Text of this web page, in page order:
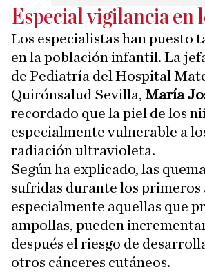
Especial vigilancia en
Los especialistas han puesto
en la población infantil. La
de Pediatría del Hospital
Quirónsalud Sevilla, María
recordado que la piel de los
especialmente vulnerable a
radiación ultravioleta.
Según ha explicado, las
sufridas durante los primeros
especialmente aquellas que
ampollas, pueden
después el riesgo de
otros cánceres cutáneos.